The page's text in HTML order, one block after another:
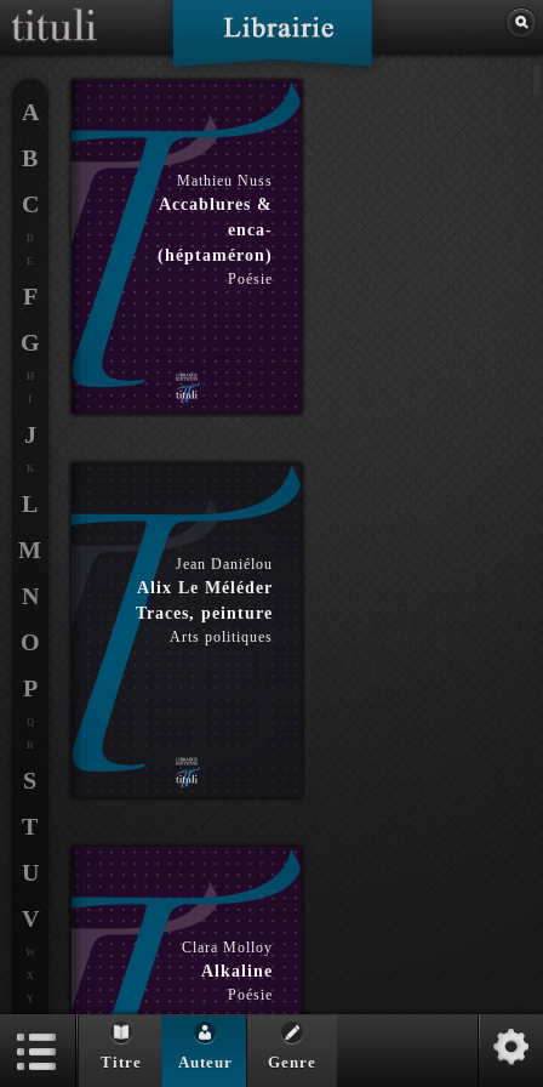
Mathieu Nuss
Accablures &
enca-
(héptaméron)
Poésie
Jean Daniélou
Alix Le Méléder
Traces, peinture
Arts politiques
Clara Molloy
Alkaline
Poésie
A
B
C
D
E
F
G
H
J
K
L
M
N
O
P
Q
R
S
T
U
V
W
X
Y
Titre Auteur Genre